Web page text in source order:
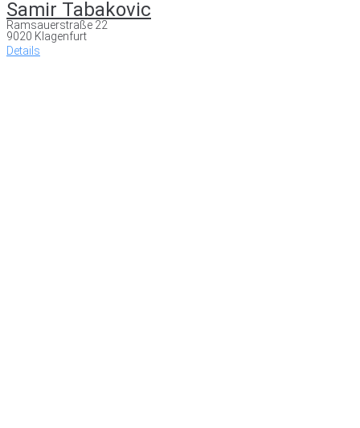
Samir Tabakovic
Ramsauerstraße 22
9020 Klagenfurt
Details